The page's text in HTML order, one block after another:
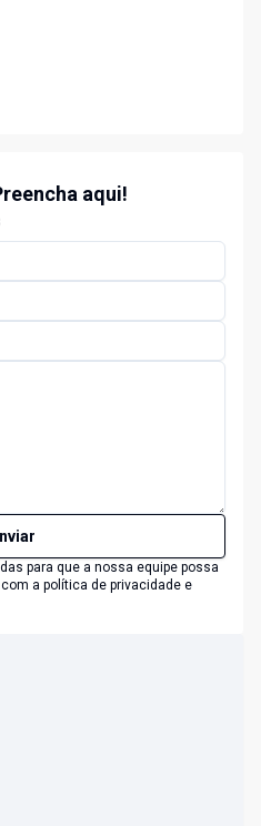
aqui!
para que a nossa equipe possa
a política de privacidade e